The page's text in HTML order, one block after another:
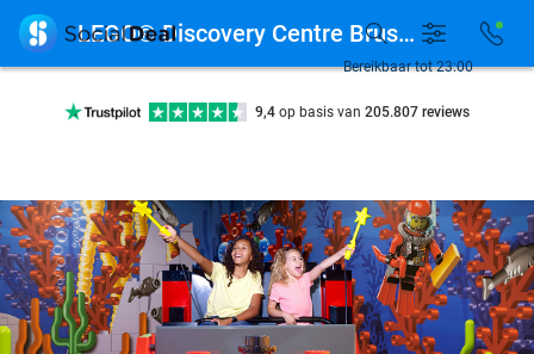
9,4 op basis van 205.807 reviews
10+ miljoen leden
Bereikbaar tot 23:00
 LEGO® Discovery Centre Brussels